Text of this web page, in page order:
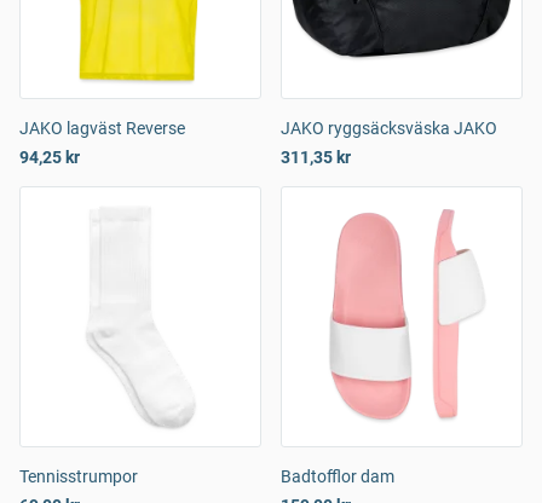
JAKO lagväst Reverse
94,25 kr
JAKO ryggsäcksväska JAKO
311,35 kr
Tennisstrumpor
Badtofflor dam